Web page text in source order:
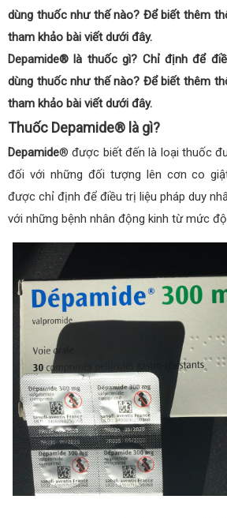
dùng thuốc như thế nào? Để biết thêm
tham khảo bài viết dưới đây.
Depamide® là thuốc gì? Chỉ định để
dùng thuốc như thế nào? Để biết thêm
tham khảo bài viết dưới đây.
Thuốc Depamide® là gì?
Depamide® được biết đến là loại thuốc
đối với những đối tượng lên cơn co
được chỉ định để điều trị liệu pháp duy
với những bệnh nhân động kinh từ mức